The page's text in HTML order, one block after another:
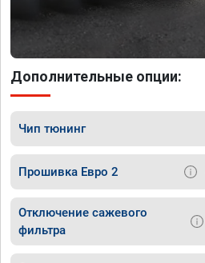
Дополнительные опции:
Чип тюнинг
Прошивка Евро 2
Отключение сажевого
фильтра